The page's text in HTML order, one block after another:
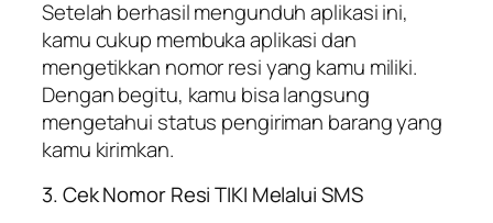
Setelah berhasil mengunduh aplikasi ini,
kamu cukup membuka aplikasi dan
mengetikkan nomor resi yang kamu miliki.
Dengan begitu, kamu bisa langsung
mengetahui status pengiriman barang yang
kamu kirimkan.
3. Cek Nomor Resi TIKI Melalui SMS